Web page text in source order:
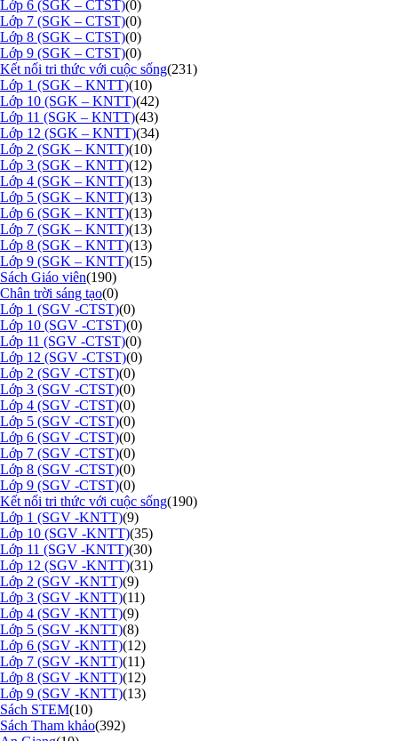
Lớp 6 (SGK – CTST)(0)
Lớp 7 (SGK – CTST)(0)
Lớp 8 (SGK – CTST)(0)
Lớp 9 (SGK – CTST)(0)
Kết nối tri thức với cuộc sống(231)
Lớp 1 (SGK – KNTT)(10)
Lớp 10 (SGK – KNTT)(42)
Lớp 11 (SGK – KNTT)(43)
Lớp 12 (SGK – KNTT)(34)
Lớp 2 (SGK – KNTT)(10)
Lớp 3 (SGK – KNTT)(12)
Lớp 4 (SGK – KNTT)(13)
Lớp 5 (SGK – KNTT)(13)
Lớp 6 (SGK – KNTT)(13)
Lớp 7 (SGK – KNTT)(13)
Lớp 8 (SGK – KNTT)(13)
Lớp 9 (SGK – KNTT)(15)
Sách Giáo viên(190)
Chân trời sáng tạo(0)
Lớp 1 (SGV -CTST)(0)
Lớp 10 (SGV -CTST)(0)
Lớp 11 (SGV -CTST)(0)
Lớp 12 (SGV -CTST)(0)
Lớp 2 (SGV -CTST)(0)
Lớp 3 (SGV -CTST)(0)
Lớp 4 (SGV -CTST)(0)
Lớp 5 (SGV -CTST)(0)
Lớp 6 (SGV -CTST)(0)
Lớp 7 (SGV -CTST)(0)
Lớp 8 (SGV -CTST)(0)
Lớp 9 (SGV -CTST)(0)
Kết nối tri thức với cuộc sống(190)
Lớp 1 (SGV -KNTT)(9)
Lớp 10 (SGV -KNTT)(35)
Lớp 11 (SGV -KNTT)(30)
Lớp 12 (SGV -KNTT)(31)
Lớp 2 (SGV -KNTT)(9)
Lớp 3 (SGV -KNTT)(11)
Lớp 4 (SGV -KNTT)(9)
Lớp 5 (SGV -KNTT)(8)
Lớp 6 (SGV -KNTT)(12)
Lớp 7 (SGV -KNTT)(11)
Lớp 8 (SGV -KNTT)(12)
Lớp 9 (SGV -KNTT)(13)
Sách STEM(10)
Sách Tham khảo(392)